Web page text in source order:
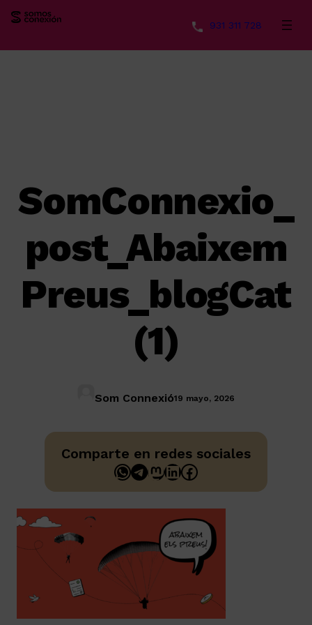
931 311 728
SomConnexio_
post_Abaixem
Preus_blogCat
(1)
Som Connexió19 mayo, 2026
Comparte en redes sociales
WhatsApp
Telegram
Mastodon
LinkedIn
Facebook